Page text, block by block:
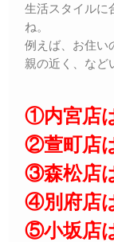
生活スタイルに
ね。
例えば、お住い
親の近く、など
①内宮店
②萱町店
③森松店
④別府店
⑤小坂店